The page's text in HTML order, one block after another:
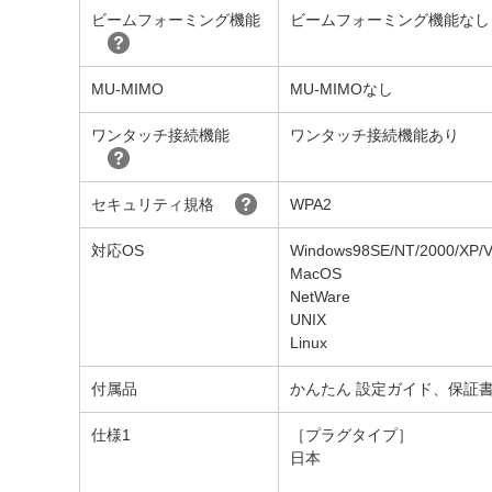
ビームフォーミング機能 ビームフォーミング機能なし
MU-MIMO MU-MIMOなし
ワンタッチ接続機能 ワンタッチ接続機能あり
セキュリティ規格 WPA2
対応OS
Windows98SE/NT/2000/XP/
MacOS
NetWare
UNIX
Linux
付属品 かんたん 設定ガイド、保証
仕様1
［プラグタイプ］
日本